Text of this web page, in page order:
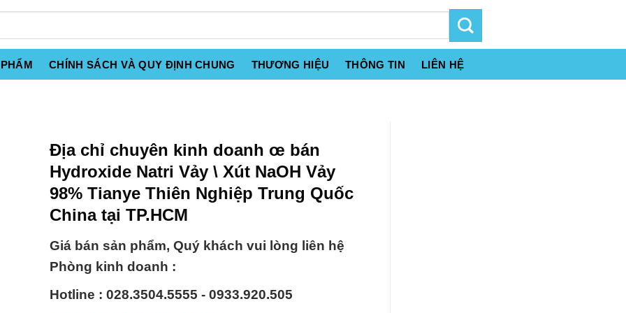
CHÍNH SÁCH VÀ QUY ĐỊNH CHUNG THƯƠNG HIỆU THÔNG TIN LIÊN HỆ
Địa chỉ chuyên kinh doanh œ bán
Hydroxide Natri Vảy \ Xút NaOH Vảy
98% Tianye Thiên Nghiệp Trung Quốc
China tại TP.HCM
Giá bán sản phẩm, Quý khách vui lòng liên hệ
Phòng kinh doanh :
Hotline : 028.3504.5555 - 0933.920.505